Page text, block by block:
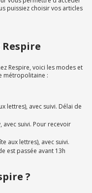
puissiez choisir vos articles
Respire, voici les modes et
métropolitaine :
lettres), avec suivi. Délai de
avec suivi. Pour recevoir
aux lettres), avec suivi.
est passée avant 13h
?